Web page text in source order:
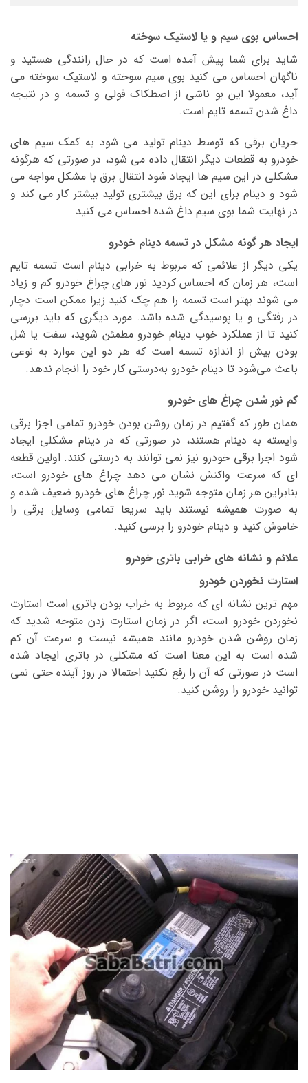
احساس بوی سیم و یا لاستیک سوخته
شاید برای شما پیش آمده است که در حال رانندگی هستید و
ناگهان احساس می کنید بوی سیم سوخته و لاستیک سوخته می
آید، معمولا این بو ناشی از اصطکاک فولی و تسمه و در نتیجه
داغ شدن تسمه تایم است.
جریان برقی که توسط دینام تولید می شود به کمک سیم های
خودرو به قطعات دیگر انتقال داده می شود، در صورتی که هرگونه
مشکلی در این سیم ها ایجاد شود انتقال برق با مشکل مواجه می
شود و دینام برای این که برق بیشتری تولید بیشتر کار می کند و
در نهایت شما بوی سیم داغ شده احساس می کنید.
ایجاد هر گونه مشکل در تسمه دینام خودرو
یکی دیگر از علائمی که مربوط به خرابی دینام است تسمه تایم
است، هر زمان که احساس کردید نور های چراغ خودرو کم و زیاد
می شوند بهتر است تسمه را هم چک کنید زیرا ممکن است دچار
در رفتگی و یا پوسیدگی شده باشد. مورد دیگری که باید بررسی
کنید تا از عملکرد خوب دینام خودرو مطمئن شوید، سفت یا شل
بودن بیش از اندازه ­تسمه است که هر دو این موارد به نوعی
باعث می­‌شود تا دینام خودرو به‌درستی کار خود را انجام ندهد.
کم نور شدن چراغ های خودرو
همان طور که گفتیم در زمان روشن بودن خودرو تمامی اجزا برقی
وایسته به دینام هستند، در صورتی که در دینام مشکلی ایجاد
شود اجرا برقی خودرو نیز نمی توانند به درستی کنند. اولین قطعه
ای که سرعت واکنش نشان می دهد چراغ های خودرو است،
بنابراین هر زمان متوجه شوید نور چراغ های خودرو ضعیف شده و
به صورت همیشه نیستند باید سریعا تمامی وسایل برقی را
خاموش کنید و دینام خودرو را برسی کنید.
علائم و نشانه های خرابی باتری خودرو
استارت نخوردن خودرو
مهم ترین نشانه ای که مربوط به خراب بودن باتری است استارت
نخوردن خودرو است، اگر در زمان استارت زدن متوجه شدید که
زمان روشن شدن خودرو مانند همیشه نیست و سرعت آن کم
شده است به این معنا است که مشکلی در باتری ایجاد شده
است در صورتی که آن را رفع نکنید احتمالا در روز آینده حتی نمی
توانید خودرو را روشن کنید.